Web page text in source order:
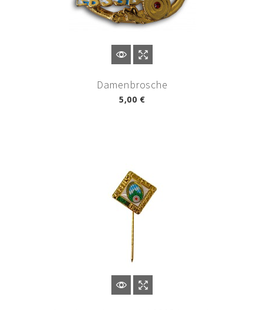
Damenbrosche
5,00 €